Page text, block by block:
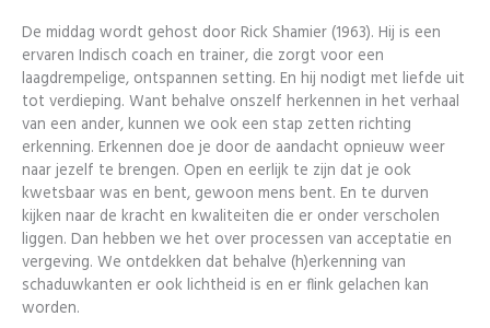
De middag wordt gehost door Rick Shamier (1963). Hij is een
ervaren Indisch coach en trainer, die zorgt voor een
laagdrempelige, ontspannen setting. En hij nodigt met liefde uit
tot verdieping. Want behalve onszelf herkennen in het verhaal
van een ander, kunnen we ook een stap zetten richting
erkenning. Erkennen doe je door de aandacht opnieuw weer
naar jezelf te brengen. Open en eerlijk te zijn dat je ook
kwetsbaar was en bent, gewoon mens bent. En te durven
kijken naar de kracht en kwaliteiten die er onder verscholen
liggen. Dan hebben we het over processen van acceptatie en
vergeving. We ontdekken dat behalve (h)erkenning van
schaduwkanten er ook lichtheid is en er flink gelachen kan
worden.